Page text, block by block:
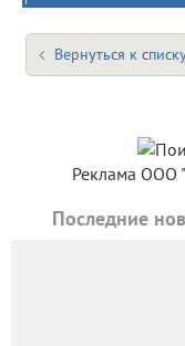
Вернуться к
Реклама ООО
Последние